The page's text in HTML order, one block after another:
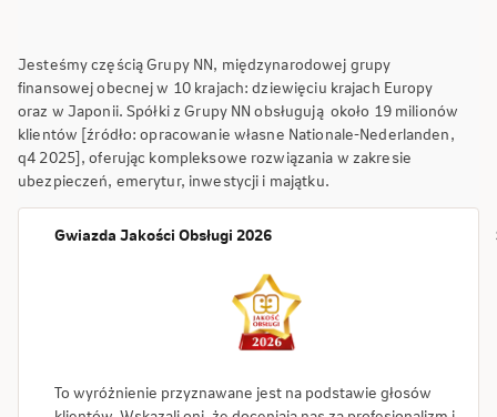
Jesteśmy częścią Grupy NN, międzynarodowej grupy
finansowej obecnej w 10 krajach: dziewięciu krajach Europy
oraz w Japonii. Spółki z Grupy NN obsługują około 19 milionów
klientów [źródło: opracowanie własne Nationale-Nederlanden,
q4 2025], oferując kompleksowe rozwiązania w zakresie
ubezpieczeń, emerytur, inwestycji i majątku.
Gwiazda Jakości Obsługi 2026
To wyróżnienie przyznawane jest na podstawie głosów